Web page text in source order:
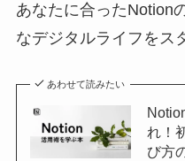
あなたに合ったNotion
なデジタルライフをス
あわせて読みたい
れ！
び方